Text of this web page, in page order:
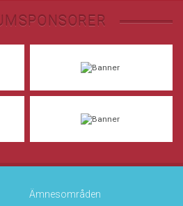
Ämnesområden